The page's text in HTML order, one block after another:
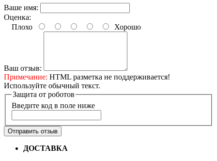
Ваше имя:
Оценка:
Плохо
Хорошо
Ваш отзыв:
Примечание: HTML разметка не поддерживается!
Используйте обычный текст.
Защита от роботов
Введите код в поле ниже
Отправить отзыв
ДОСТАВКА